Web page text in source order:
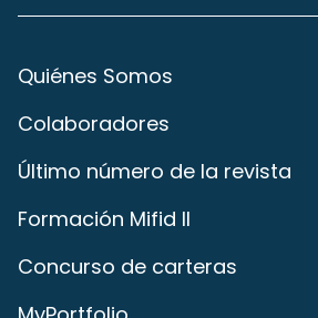
Quiénes Somos
Colaboradores
Último número de la revista
Formación Mifid II
Concurso de carteras